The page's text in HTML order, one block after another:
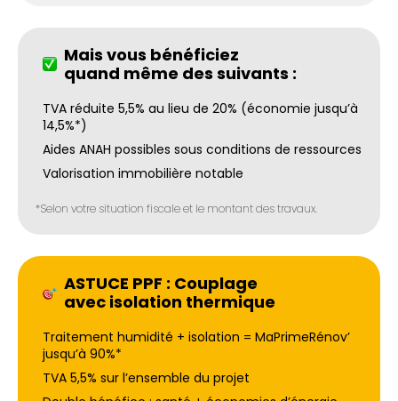
Mais vous bénéficiez
quand même des suivants :
TVA réduite 5,5% au lieu de 20% (économie jusqu’à
14,5%*)
Aides ANAH possibles sous conditions de ressources
Valorisation immobilière notable
*Selon votre situation fiscale et le montant des travaux.
ASTUCE PPF : Couplage
avec isolation thermique
Traitement humidité + isolation = MaPrimeRénov’
jusqu’à 90%*
TVA 5,5% sur l’ensemble du projet